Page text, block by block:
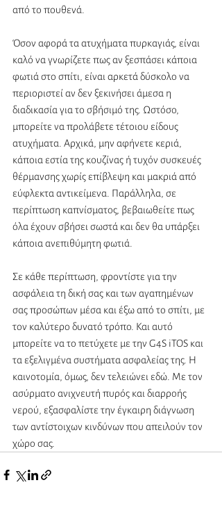
από το πουθενά.
Όσον αφορά τα ατυχήματα πυρκαγιάς, είναι
καλό να γνωρίζετε πως αν ξεσπάσει κάποια
φωτιά στο σπίτι, είναι αρκετά δύσκολο να
περιοριστεί αν δεν ξεκινήσει άμεσα η
διαδικασία για το σβήσιμό της. Ωστόσο,
μπορείτε να προλάβετε τέτοιου είδους
ατυχήματα. Αρχικά, μην αφήνετε κεριά,
κάποια εστία της κουζίνας ή τυχόν συσκευές
θέρμανσης χωρίς επίβλεψη και μακριά από
εύφλεκτα αντικείμενα. Παράλληλα, σε
περίπτωση καπνίσματος, βεβαιωθείτε πως
όλα έχουν σβήσει σωστά και δεν θα υπάρξει
κάποια ανεπιθύμητη φωτιά.
Σε κάθε περίπτωση, φροντίστε για την
ασφάλεια τη δική σας και των αγαπημένων
σας προσώπων μέσα και έξω από το σπίτι, με
τον καλύτερο δυνατό τρόπο. Και αυτό
μπορείτε να το πετύχετε με την G4S iTOS και
τα εξελιγμένα συστήματα ασφαλείας της. Η
καινοτομία, όμως, δεν τελειώνει εδώ. Με τον
ασύρματο ανιχνευτή πυρός και διαρροής
νερού, εξασφαλίστε την έγκαιρη διάγνωση
των αντίστοιχων κινδύνων που απειλούν τον
χώρο σας.